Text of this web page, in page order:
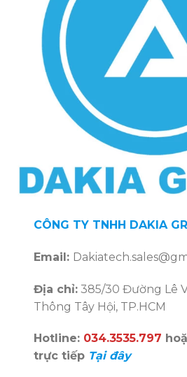
CÔNG TY TNHH DAKIA
Email:
Địa chỉ: 385/30 Đường Lê
Thông Tây Hội, TP.HCM
Hotline: 034.3535.797
trực tiếp Tại đây